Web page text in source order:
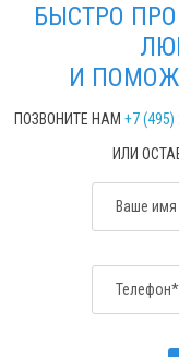
БЫСТРО
И
ПОЗВОНИТЕ НАМ +7 (495)
ИЛИ
Ваше имя
Телефон*